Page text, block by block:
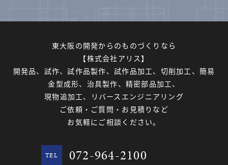
東大阪の開発からのものづくりなら
【株式会社アリス】
開発品、試作、試作品製作、試作品加工、切削加工、簡易
金型成形、治具製作、精密部品加工、
現物追加工、リバースエンジニアリング
ご依頼・ご質問・お見積りなど
お気軽にご相談ください。
TEL 072-964-2100